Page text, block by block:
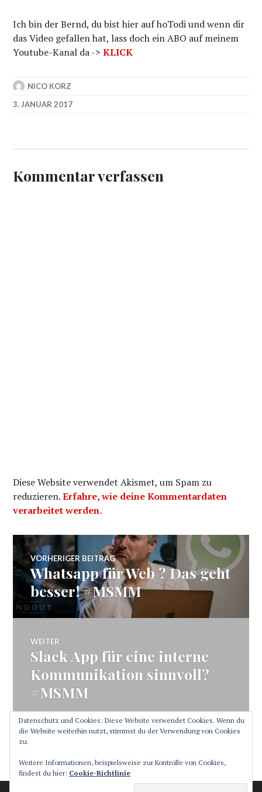
Ich bin der Bernd, du bist hier auf hoTodi und wenn dir
das Video gefallen hat, lass doch ein ABO auf meinem
Youtube-Kanal da ->KLICK
NICO KORZ
3. JANUAR 2017
Kommentar verfassen
Diese Website verwendet Akismet, um Spam zu
reduzieren.Erfahre, wie deine Kommentardaten
verarbeitet werden.
Beitragsnavigation
VORHERIGER BEITRAG
Vorheriger
Beitrag:
Whatsapp für Web ? Das geht
besser! #MSMM
WEITER
Nächster
Beitrag:
Slack App für eine interne
Kommunikation sinnvoll?
#MSMM
Datenschutz und Cookies: Diese Website verwendet Cookies. Wenn du
die Website weiterhin nutzt, stimmst du der Verwendung von Cookies
zu.
Weitere Informationen, beispielsweise zur Kontrolle von Cookies,
findest du hier: Cookie-Richtlinie